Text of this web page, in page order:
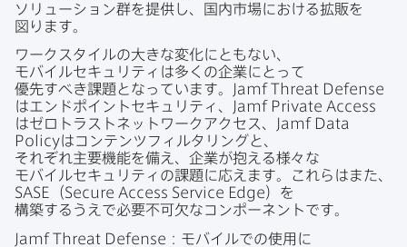
ソリューション群を​提供し、​国内市場に​おける​拡販を​
図ります。
ワークスタイルの​大きな​変化に​ともない、​
モバイルセキュリティは​多くの​企業に​とって​
優先すべき課題と​なっています。
Jamf Threat Defense
は​エンドポイントセキュリティ、
Jamf Private Access
は​ゼロトラストネットワークアクセス、
Jamf Data
Policyは​コンテンツフィルタリングと、​
それぞれ主要機能を​備え、​企業が​抱える​様々な​
モバイルセキュリティの​課題に​応えます。​これらは​また、
SASE （Secure Access Service Edge）を​
構築するうえで​必要不可欠な​コンポーネントです。
Jamf Threat Defense ：モバイルでの​使用に​